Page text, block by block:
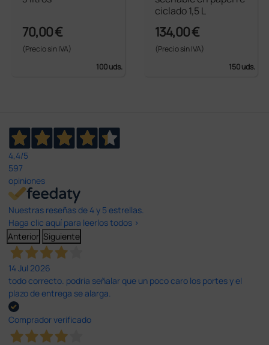
70,00 €
(Precio sin IVA)
100 uds.
ciclado 1,5 L
134,00 €
(Precio sin IVA)
150 uds.
4,4/5
597
opiniones
Nuestras reseñas de 4 y 5 estrellas.
Haga clic aquí para leerlos todos >
Anterior Siguiente
14 Jul 2026
todo correcto. podria señalar que un poco caro los portes y el
plazo de entrega se alarga.
Comprador verificado